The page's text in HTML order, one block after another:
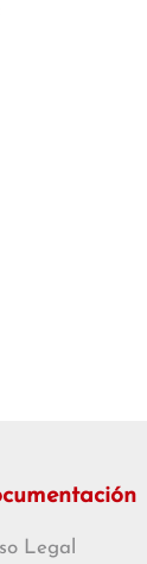
Legal